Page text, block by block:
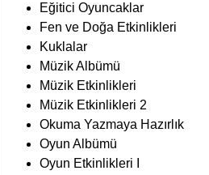
Eğitici Oyuncaklar
Fen ve Doğa Etkinlikleri
Kuklalar
Müzik Albümü
Müzik Etkinlikleri
Müzik Etkinlikleri 2
Okuma Yazmaya Hazırlık
Oyun Albümü
Oyun Etkinlikleri I